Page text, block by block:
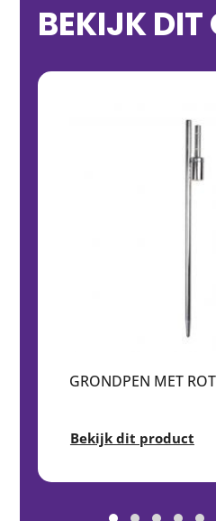
BEKIJK DIT
GRONDPEN MET
Bekijk dit product